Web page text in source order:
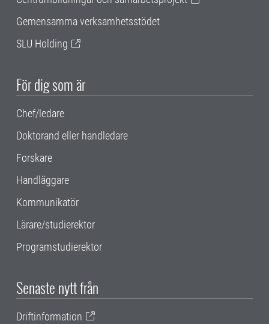
Gemensamma verksamhetsstödet
SLU Holding
För dig som är
Chef/ledare
Doktorand eller handledare
Forskare
Handläggare
Kommunikatör
Lärare/studierektor
Programstudierektor
Senaste nytt från
Driftinformation